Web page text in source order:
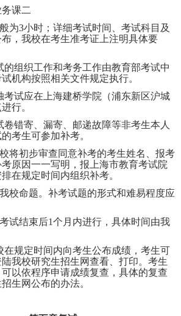
务课二
为3小时；详细考试时间、考试科目及
，我校在考生准考证上注明具体要
的组织工作和考务工作由教育部考试中
机构按照相关文件规定执行。
考试应在上海建桥学院（浦东新区沪城
行。
卷错寄、漏寄、邮递故障等非考生本人
考生可参加补考。
将初步审查同意补考的考生姓名、报考
原因一一写明，报上海市教育考试院
在规定时间内组织补考。
校命题。补考试题的形式和难易程度应
试结束后1个月内进行，具体时间由我
在规定时间内向考生公布成绩，考生可
我校研究生招生网查看、打印。考生
以依程序申请成绩复查，具体的复查
生网公布的办法。